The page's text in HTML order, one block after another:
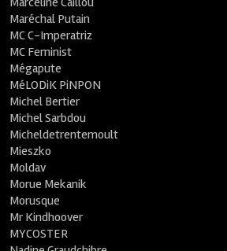
Maréchal Putain
MC C-Imperatriz
MC Feminist
Mégapute
MéLODiK PiNPON
Michel Bertier
Michel Sarbdou
Micheldetrentemoult
Mieszko
Moldav
Morue Mekanik
Morusque
Mr Kindhoover
MYCOSTER